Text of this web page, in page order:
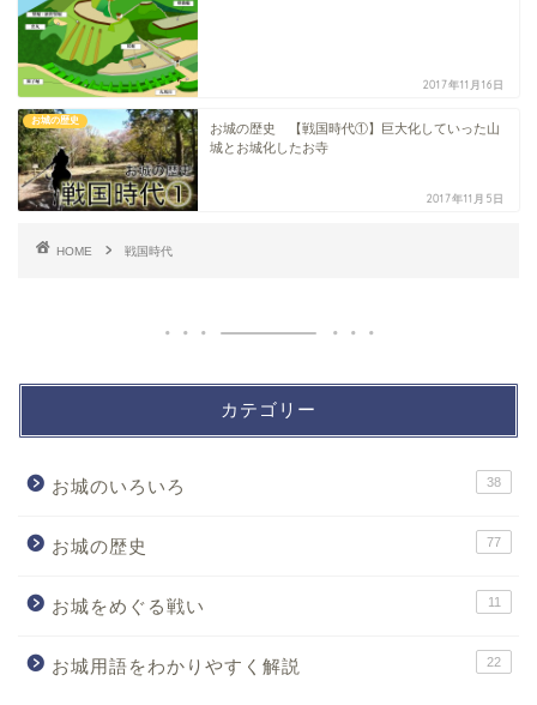
2017年11月16日
お城の歴史
お城の歴史 【戦国時代①】巨大化していった山
城とお城化したお寺
2017年11月5日
HOME 戦国時代
カテゴリー
お城のいろいろ 38
お城の歴史 77
お城をめぐる戦い 11
お城用語をわかりやすく解説 22